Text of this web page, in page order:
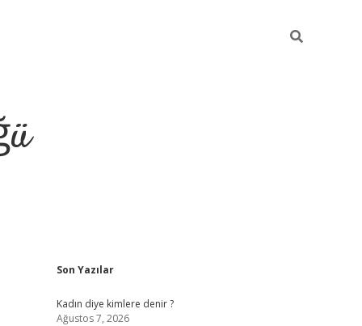
Sidebar
Son Yazılar
Kadın diye kimlere denir ?
Ağustos 7, 2026